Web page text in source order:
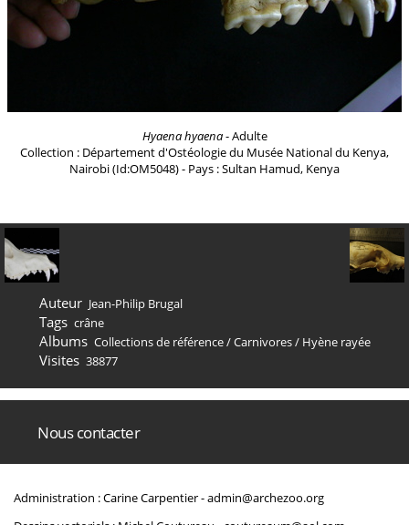
Hyaena hyaena- Adulte
Collection : Département d'Ostéologie du Musée National du Kenya,
Nairobi (Id:OM5048) - Pays : Sultan Hamud, Kenya
Auteur Jean-Philip Brugal
Tags crâne
Albums Collections de référence/Carnivores/ Hyène rayée
Visites 38877
Nous contacter
Administration : Carine Carpentier -admin@archezoo.org